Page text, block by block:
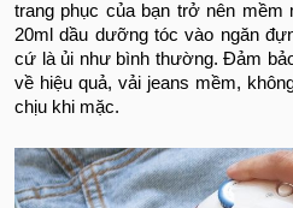
trang phục của bạn trở nên mềm
20ml dầu dưỡng tóc vào ngăn
cứ là ủi như bình thường. Đảm
về hiệu quả, vải jeans mềm,
chịu khi mặc.